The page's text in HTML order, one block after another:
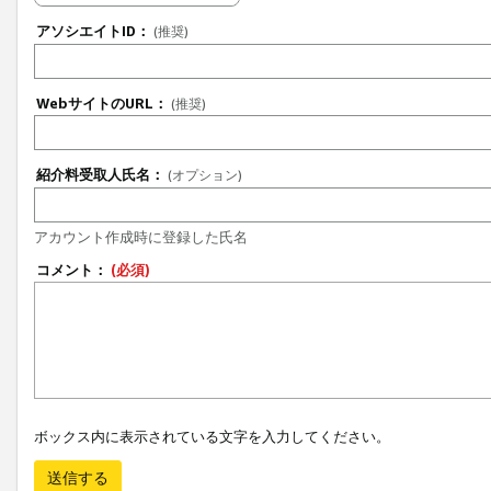
アソシエイトID： (推奨)
WebサイトのURL： (推奨)
紹介料受取人氏名： (オプション)
アカウント作成時に登録した氏名
コメント： (必須)
ボックス内に表示されている文字を入力してください。
送信する